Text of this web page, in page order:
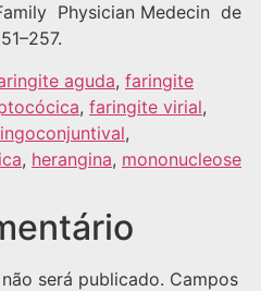
Physician Medecin de
aguda, faringite
, faringite virial,
,
, herangina, mononucleose
será publicado. Campos